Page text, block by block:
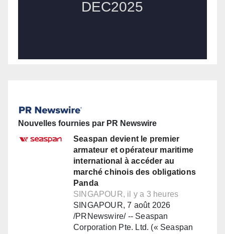
Nouvelles fournies par PR Newswire
Seaspan devient le premier
armateur et opérateur maritime
international à accéder au
marché chinois des obligations
Panda
SINGAPOUR, il y a 3 heures
SINGAPOUR, 7 août 2026
/PRNewswire/ -- Seaspan
Corporation Pte. Ltd. (« Seaspan